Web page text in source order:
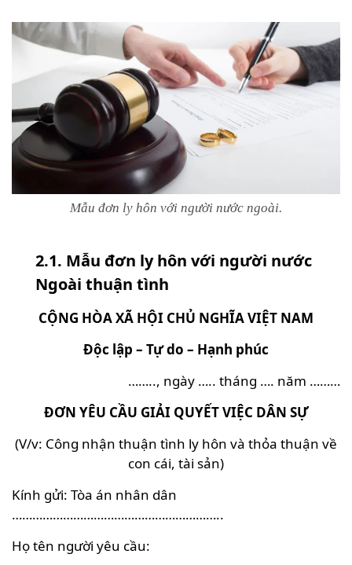
Mẫu đơn ly hôn với người nước ngoài.
2.1. Mẫu đơn ly hôn với người nước
Ngoài thuận tình
CỘNG HÒA XÃ HỘI CHỦ NGHĨA VIỆT NAM
Độc lập – Tự do – Hạnh phúc
…….., ngày ….. tháng …. năm ………
ĐƠN YÊU CẦU GIẢI QUYẾT VIỆC DÂN SỰ
(V/v: Công nhận thuận tình ly hôn và thỏa thuận về
con cái, tài sản)
Kính gửi: Tòa án nhân dân
……………………………………………………..
Họ tên người yêu cầu: